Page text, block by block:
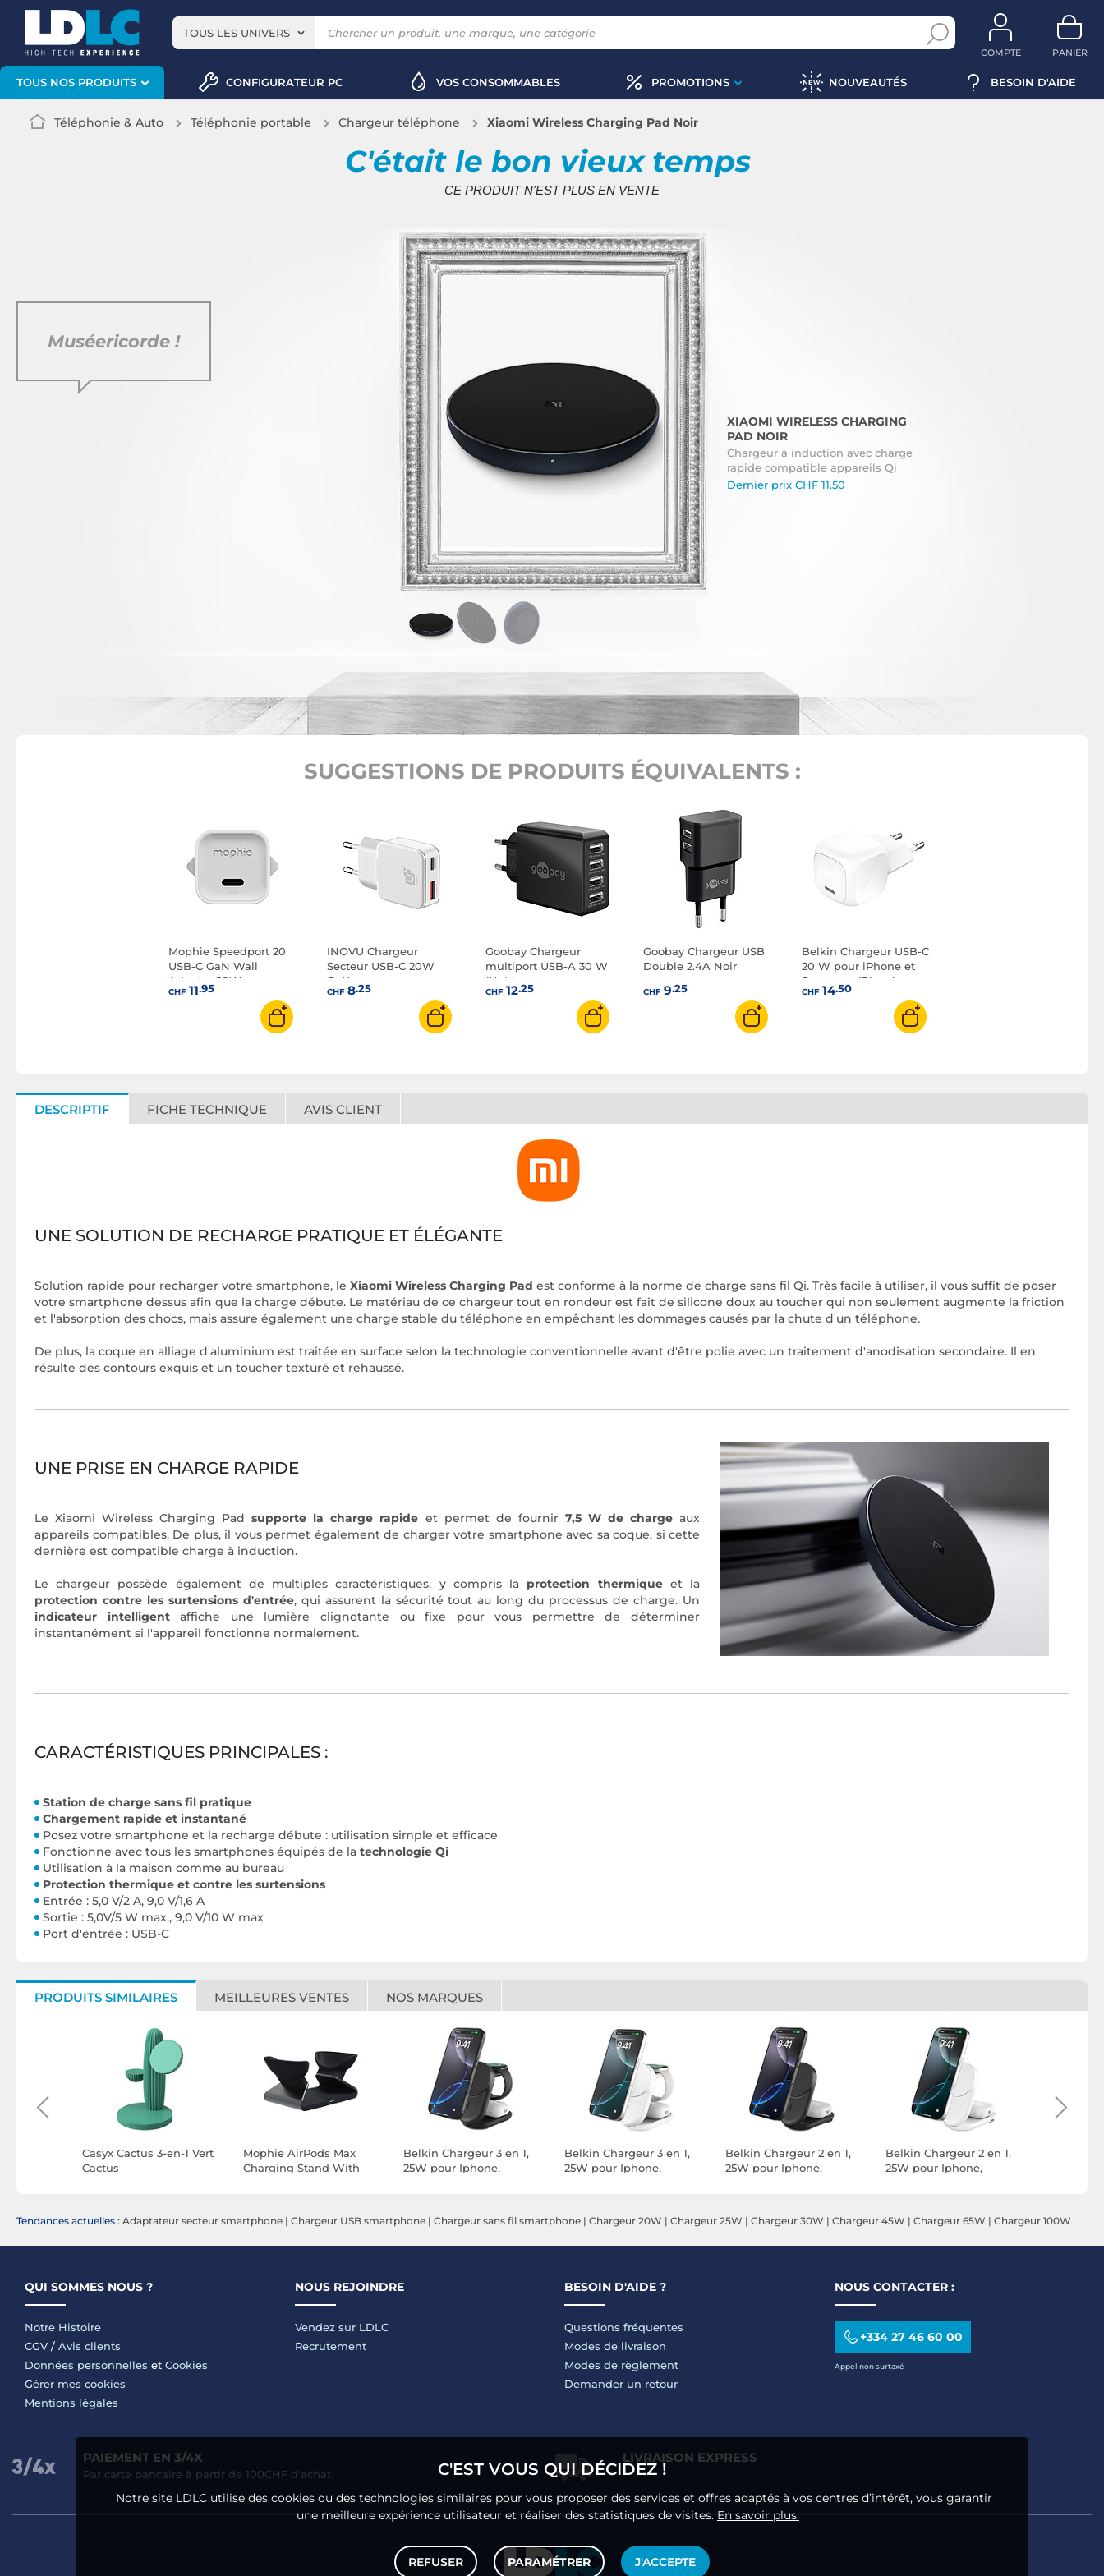
TOUS LES UNIVERS
COMPTE PANIER
TOUS NOS PRODUITS CONFIGURATEUR PC VOS CONSOMMABLES PROMOTIONS NOUVEAUTÉS BESOIN D'AIDE
Téléphonie & Auto Téléphonie portable Chargeur téléphone Xiaomi Wireless Charging Pad Noir
C'était le bon vieux temps
CE PRODUIT N'EST PLUS EN VENTE
XIAOMI WIRELESS CHARGING
PAD NOIR
Chargeur à induction avec charge
rapide compatible appareils Qi
Dernier prix CHF11.50
Muséericorde !
SUGGESTIONS DE PRODUITS ÉQUIVALENTS :
Mophie Speedport 20
USB-C GaN Wall
Adapter 20W
CHF11.95
INOVU Chargeur
Secteur USB-C 20W
GaN
CHF8.25
Goobay Chargeur
multiport USB-A 30 W
(Noir)
CHF12.25
Goobay Chargeur USB
Double 2.4A Noir
CHF9.25
Belkin Chargeur USB-C
20 W pour iPhone et
Samsung (Blanc)
CHF14.50
DESCRIPTIF FICHE TECHNIQUE AVIS CLIENT
UNE SOLUTION DE RECHARGE PRATIQUE ET ÉLÉGANTE
Solution rapide pour recharger votre smartphone, le Xiaomi Wireless Charging Pad est conforme à la norme de charge sans fil Qi. Très facile à utiliser, il vous suffit de poser
votre smartphone dessus afin que la charge débute. Le matériau de ce chargeur tout en rondeur est fait de silicone doux au toucher qui non seulement augmente la friction
et l'absorption des chocs, mais assure également une charge stable du téléphone en empêchant les dommages causés par la chute d'un téléphone.
De plus, la coque en alliage d'aluminium est traitée en surface selon la technologie conventionnelle avant d'être polie avec un traitement d'anodisation secondaire. Il en
résulte des contours exquis et un toucher texturé et rehaussé.
UNE PRISE EN CHARGE RAPIDE
Le Xiaomi Wireless Charging Padsupporte la charge rapide et permet de fournir 7,5 W de chargeaux
appareils compatibles. De plus, il vous permet également de charger votre smartphone avec sa coque, si cette
dernière est compatible charge à induction.
Le chargeur possède également de multiples caractéristiques, y compris la protection thermiqueet la
protection contre les surtensions d'entrée, qui assurent la sécurité tout au long du processus de charge. Un
indicateur intelligentaffiche une lumière clignotante ou fixe pour vous permettre de déterminer
instantanément si l'appareil fonctionne normalement.
CARACTÉRISTIQUES PRINCIPALES :
Station de charge sans fil pratique
Chargement rapide et instantané
Posez votre smartphone et la recharge débute : utilisation simple et efficace
Fonctionne avec tous les smartphones équipés de la technologie Qi
Utilisation à la maison comme au bureau
Protection thermique et contre les surtensions
Entrée : 5,0 V/2 A, 9,0 V/1,6 A
Sortie : 5,0V/5 W max., 9,0 V/10 W max
Port d'entrée : USB-C
PRODUITS SIMILAIRES MEILLEURES VENTES NOS MARQUES
Casyx Cactus 3-en-1 Vert
Cactus
Mophie AirPods Max
Charging Stand With
Belkin Chargeur 3 en 1,
25W pour Iphone,
Belkin Chargeur 3 en 1,
25W pour Iphone,
Belkin Chargeur 2 en 1,
25W pour Iphone,
Belkin Chargeur 2 en 1,
25W pour Iphone,
Tendances actuelles : Adaptateur secteur smartphone | Chargeur USB smartphone | Chargeur sans fil smartphone | Chargeur 20W | Chargeur 25W | Chargeur 30W | Chargeur 45W | Chargeur 65W | Chargeur 100W
QUI SOMMES NOUS ?
Notre Histoire
CGV / Avis clients
Données personnelles et Cookies
Gérer mes cookies
Mentions légales
NOUS REJOINDRE
Vendez sur LDLC
Recrutement
BESOIN D'AIDE ?
Questions fréquentes
Modes de livraison
Modes de règlement
Demander un retour
NOUS CONTACTER :
+334 27 46 60 00
Appel non surtaxé
PAIEMENT EN 3/4X
Par carte bancaire à partir de 100CHF d'achat.
LIVRAISON EXPRESS
C'EST VOUS QUI DÉCIDEZ !
Notre site LDLC utilise des cookies ou des technologies similaires pour vous proposer des services et offres adaptés à vos centres d’intérêt, vous garantir
une meilleure expérience utilisateur et réaliser des statistiques de visites. En savoir plus.
REFUSER PARAMÉTRER J'ACCEPTE